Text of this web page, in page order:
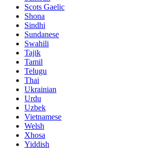
Scots Gaelic
Shona
Sindhi
Sundanese
Swahili
Tajik
Tamil
Telugu
Thai
Ukrainian
Urdu
Uzbek
Vietnamese
Welsh
Xhosa
Yiddish